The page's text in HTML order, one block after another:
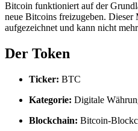
Bitcoin funktioniert auf der
neue Bitcoins freizugeben.
aufgezeichnet und kann nicht
Der Token
Ticker: BTC
Kategorie: Digitale
Blockchain: Bitcoin-